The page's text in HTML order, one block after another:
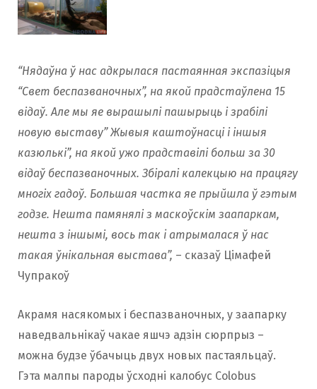
“Нядаўна ў нас адкрылася пастаянная экспазіцыя
“Свет беспазваночных”, на якой прадстаўлена 15
відаў. Але мы яе вырашылі пашырыць і зрабілі
новую выставу” Жывыя каштоўнасці і іншыя
казюлькі”, на якой ужо прадставілі больш за 30
відаў беспазваночных. Збіралі калекцыю на працягу
многіх гадоў. Большая частка яе прыйшла ў гэтым
годзе. Нешта памянялі з маскоўскім заапаркам,
нешта з іншымі, вось так i атрымалася ў нас
такая ўнікальная выстава”, – сказаў Цімафей
Чупракоў
Акрамя насякомых і беспазваночных, у заапарку
наведвальнікаў чакае яшчэ адзін сюрпрыз –
можна будзе ўбачыць двух новых пастаяльцаў.
Гэта малпы пароды ўсходні калобус Colobus